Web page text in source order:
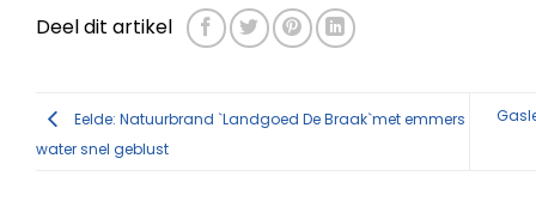
Deel dit artikel
Eelde: Natuurbrand `Landgoed De Braak`met emmers
water snel geblust